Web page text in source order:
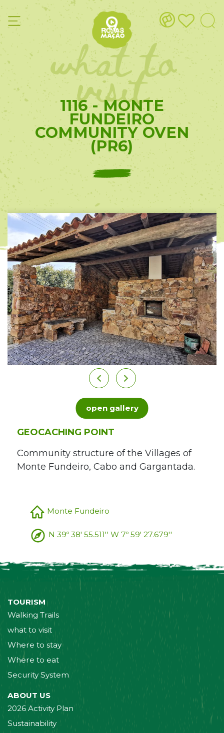
what to
visit
1116 - MONTE
FUNDEIRO
COMMUNITY OVEN
(PR6)
open gallery
GEOCACHING POINT
Community structure of the Villages of
Monte Fundeiro, Cabo and Gargantada.
Monte Fundeiro
N 39º 38' 55.511'' W 7º 59' 27.679''
TOURISM
Walking Trails
what to visit
Where to stay
Where to eat
Security System
ABOUT US
2026 Activity Plan
Sustainability